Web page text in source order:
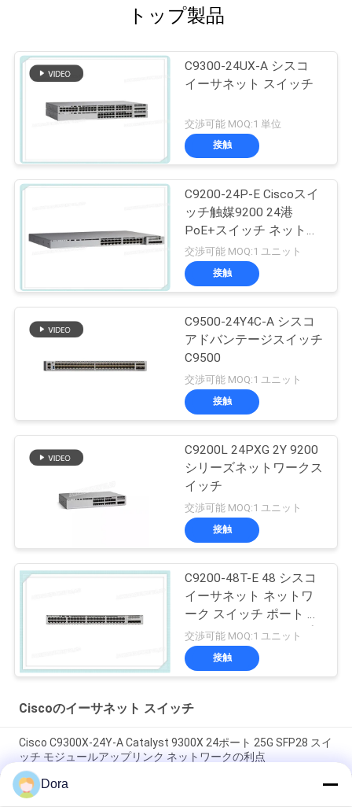
トップ製品
C9300-24UX-A シスコ
イーサネット スイッチ
交渉可能 MOQ:1 単位
接触
C9200-24P-E Ciscoスイ
ッチ触媒9200 24港
PoE+スイッチ ネットワ
ークの要素
交渉可能 MOQ:1 ユニット
接触
C9500-24Y4C-A シスコ
アドバンテージスイッチ
C9500
交渉可能 MOQ:1 ユニット
接触
C9200L 24PXG 2Y 9200
シリーズネットワークス
イッチ
交渉可能 MOQ:1 ユニット
接触
C9200-48T-E 48 シスコ
イーサネット ネットワ
ーク スイッチ ポート デ
ータ モジュールアップ
リンク オプション
交渉可能 MOQ:1 ユニット
接触
Ciscoのイーサネット スイッチ
Cisco C9300X-24Y-A Catalyst 9300X 24ポート 25G SFP28 スイ
ッチ モジュールアップリンク ネットワークの利点
Cisco C9300X-12Y-A スイッチ | Catalyst 9300X 12 ポート 25G
Dora